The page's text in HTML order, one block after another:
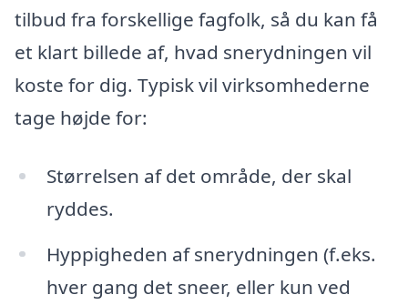
tilbud fra forskellige fagfolk, så du kan få
et klart billede af, hvad snerydningen vil
koste for dig. Typisk vil virksomhederne
tage højde for:
Størrelsen af det område, der skal
ryddes.
Hyppigheden af snerydningen (f.eks.
hver gang det sneer, eller kun ved